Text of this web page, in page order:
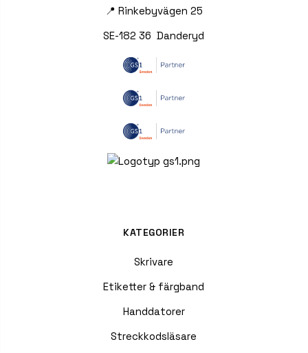
📍 Rinkebyvägen 25
SE-182 36 Danderyd
KATEGORIER
Skrivare
Etiketter & färgband
Handdatorer
Streckkodsläsare